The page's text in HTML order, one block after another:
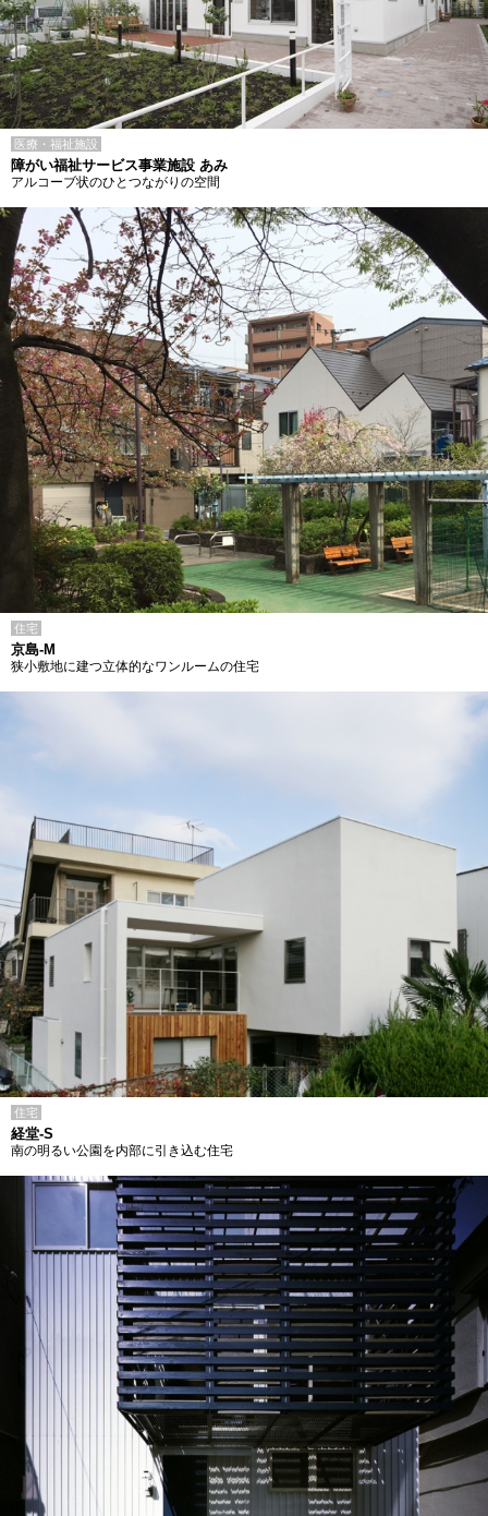
医療・福祉施設
障がい福祉サービス事業施設 あみ
アルコーブ状のひとつながりの空間
住宅
京島-M
狭小敷地に建つ立体的なワンルームの住宅
住宅
経堂-S
南の明るい公園を内部に引き込む住宅